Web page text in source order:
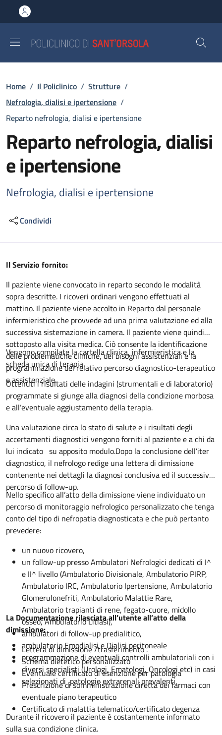
al contenuto principale
to footer content
Briciole di pane
Home / Il Policlinico / Strutture /
Nefrologia, dialisi e ipertensione /
Reparto nefrologia, dialisi e ipertensione
Reparto nefrologia, dialisi
e ipertensione
Nefrologia, dialisi e ipertensione
Condividi
Descrizione
Il Servizio fornito:
Il paziente viene convocato in reparto secondo le modalità
sopra descritte. I ricoveri ordinari vengono effettuati al
mattino. Il paziente viene accolto in Reparto dal personale
infermieristico che provvede ad una prima valutazione ed alla
successiva sistemazione in camera. Il paziente viene quindi
sottoposto alla visita medica. Ciò consente la identificazione
delle problematiche cliniche, dei bisogni assistenziali e la
programmazione del relativo percorso diagnostico-terapeutico
e assistenziale.
Vengono compilate la cartella clinica, infermieristica e la
scheda unica di terapia.
Ottenuti i risultati delle indagini (strumentali e di laboratorio)
programmate si giunge alla diagnosi della condizione morbosa
e all’eventuale aggiustamento della terapia.
Una valutazione circa lo stato di salute e i risultati degli
accertamenti diagnostici vengono forniti al paziente e a chi da
lui indicato su apposito modulo.Dopo la conclusione dell’iter
diagnostico, il nefrologo redige una lettera di dimissione
contenente nei dettagli la diagnosi conclusiva ed il successivo
percorso di follow-up.
Nello specifico all’atto della dimissione viene individuato un
percorso di monitoraggio nefrologico personalizzato che tenga
conto del tipo di nefropatia diagnosticata e che può pertanto
prevedere:
un nuovo ricovero,
un follow-up presso Ambulatori Nefrologici dedicati di I^
e II^ livello (Ambulatorio Divisionale, Ambulatorio PIRP,
Ambulatorio IRC, Ambulatorio Ipertensione, Ambulatorio
Glomerulonefriti, Ambulatorio Malattie Rare,
Ambulatorio trapianti di rene, fegato-cuore, midollo
osseo, Ambulatorio Litiasi),
ambulatori di follow-up predialitico,
ambulatorio Emodialisi e Dialisi peritoneale
programmazione di eventuali controlli ambulatoriali con i
diversi specialisti (Urologi, Ematologi, Oncologi etc) in casi
selezionati di patologie extrarenali prevalenti.
La Documentazione rilasciata all’utente all’atto della
dimissione:
Lettera di dimissione /trasferimento .
Schema dietetico personalizzato
Eventuale certificato di esenzione per patologia
Prescrizione di somministrazione diretta dei farmaci con
eventuale piano terapeutico
Certificato di malattia telematico/certificato degenza
Durante il ricovero il paziente è costantemente informato
sulla sua condizione clinica.